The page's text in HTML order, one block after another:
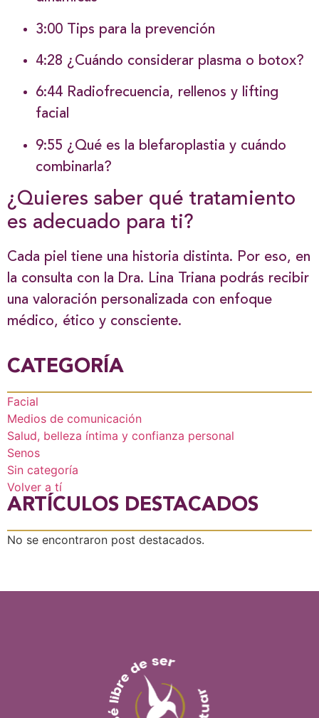
3:00 Tips para la prevención
4:28 ¿Cuándo considerar plasma o botox?
6:44 Radiofrecuencia, rellenos y lifting
facial
9:55 ¿Qué es la blefaroplastia y cuándo
combinarla?
¿Quieres saber qué tratamiento
es adecuado para ti?
Cada piel tiene una historia distinta. Por eso, en
la consulta con la Dra. Lina Triana podrás recibir
una valoración personalizada con enfoque
médico, ético y consciente.
CATEGORÍA
Facial
Medios de comunicación
Salud, belleza íntima y confianza personal
Senos
Sin categoría
Volver a tí
ARTÍCULOS DESTACADOS
No se encontraron post destacados.